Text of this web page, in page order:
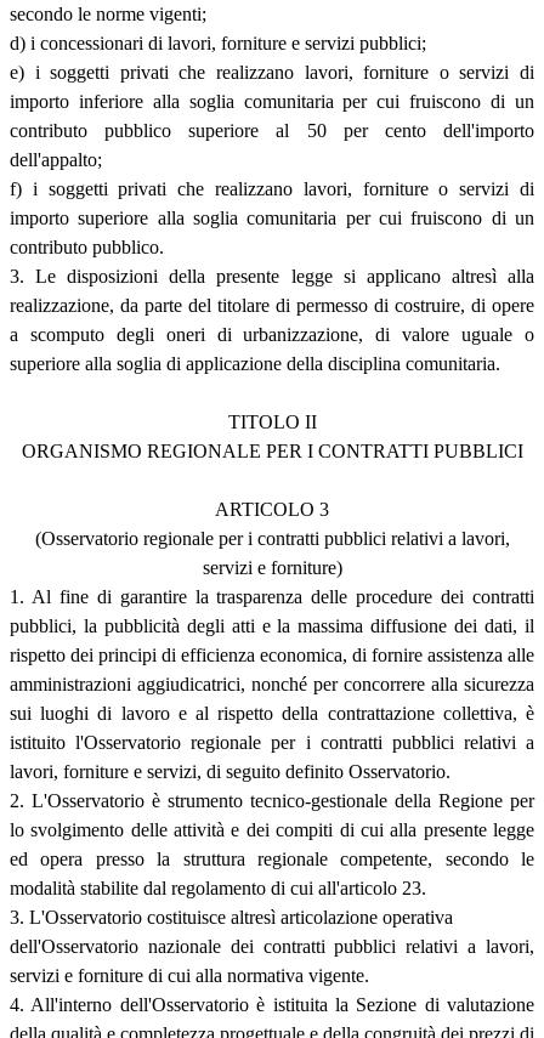
secondo le norme vigenti;
d) i concessionari di lavori, forniture e servizi pubblici;
e) i soggetti privati che realizzano lavori, forniture o servizi di
importo inferiore alla soglia comunitaria per cui fruiscono di un
contributo pubblico superiore al 50 per cento dell'importo
dell'appalto;
f) i soggetti privati che realizzano lavori, forniture o servizi di
importo superiore alla soglia comunitaria per cui fruiscono di un
contributo pubblico.
3. Le disposizioni della presente legge si applicano altresì alla
realizzazione, da parte del titolare di permesso di costruire, di opere
a scomputo degli oneri di urbanizzazione, di valore uguale o
superiore alla soglia di applicazione della disciplina comunitaria.
TITOLO II
ORGANISMO REGIONALE PER I CONTRATTI PUBBLICI
ARTICOLO 3
(Osservatorio regionale per i contratti pubblici relativi a lavori,
servizi e forniture)
1. Al fine di garantire la trasparenza delle procedure dei contratti
pubblici, la pubblicità degli atti e la massima diffusione dei dati, il
rispetto dei principi di efficienza economica, di fornire assistenza alle
amministrazioni aggiudicatrici, nonché per concorrere alla sicurezza
sui luoghi di lavoro e al rispetto della contrattazione collettiva, è
istituito l'Osservatorio regionale per i contratti pubblici relativi a
lavori, forniture e servizi, di seguito definito Osservatorio.
2. L'Osservatorio è strumento tecnico-gestionale della Regione per
lo svolgimento delle attività e dei compiti di cui alla presente legge
ed opera presso la struttura regionale competente, secondo le
modalità stabilite dal regolamento di cui all'articolo 23.
3. L'Osservatorio costituisce altresì articolazione operativa
dell'Osservatorio nazionale dei contratti pubblici relativi a lavori,
servizi e forniture di cui alla normativa vigente.
4. All'interno dell'Osservatorio è istituita la Sezione di valutazione
della qualità e completezza progettuale e della congruità dei prezzi di